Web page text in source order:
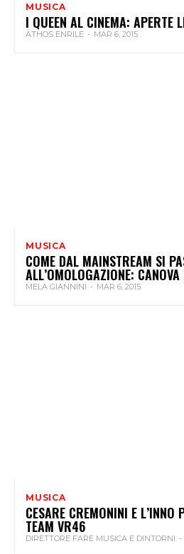
MUSICA
I QUEEN AL CINEMA: APERTE
ATHOS ENRILE - MAR 6, 2015
MUSICA
COME DAL MAINSTREAM SI
ALL’OMOLOGAZIONE:
MELA GIANNINI - MAR 6, 2015
MUSICA
CESARE CREMONINI E L’INNO
TEAM VR46
DIRETTORE FARE MUSICA E DINTORNI -